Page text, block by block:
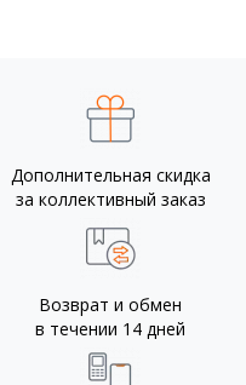
Дополнительная скидка
за коллективный заказ
Возврат и обмен
в течении 14 дней